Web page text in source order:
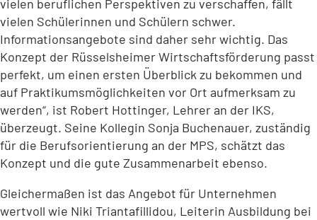
vielen beruflichen Perspektiven zu verschaffen, fällt
vielen Schülerinnen und Schülern schwer.
Informationsangebote sind daher sehr wichtig. Das
Konzept der Rüsselsheimer Wirtschaftsförderung passt
perfekt, um einen ersten Überblick zu bekommen und
auf Praktikumsmöglichkeiten vor Ort aufmerksam zu
werden“, ist Robert Hottinger, Lehrer an der IKS,
überzeugt. Seine Kollegin Sonja Buchenauer, zuständig
für die Berufsorientierung an der MPS, schätzt das
Konzept und die gute Zusammenarbeit ebenso.
Gleichermaßen ist das Angebot für Unternehmen
wertvoll wie Niki Triantafillidou, Leiterin Ausbildung bei